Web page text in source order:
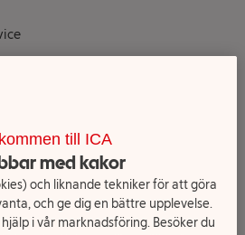
vi hjälpa
med?
till ICA
med kakor
och liknande tekniker för att göra
och ge dig en bättre upplevelse.
i vår marknadsföring. Besöker du